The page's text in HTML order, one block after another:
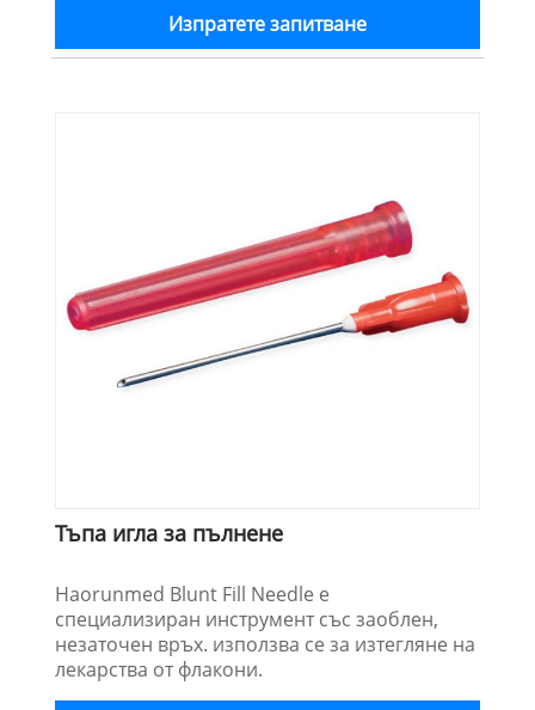
Изпратете запитване
Тъпа игла за пълнене
Haorunmed Blunt Fill Needle е
специализиран инструмент със заоблен,
незаточен връх. използва се за изтегляне на
лекарства от флакони.